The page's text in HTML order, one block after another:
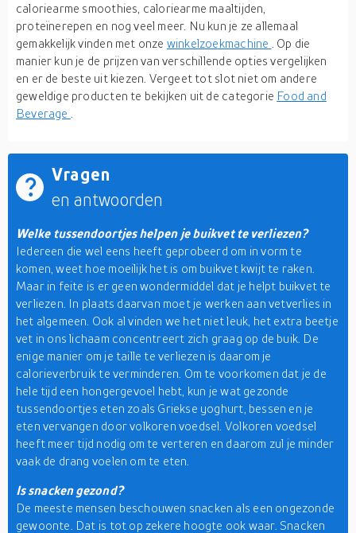
caloriearme smoothies, caloriearme maaltijden,
proteïnerepen en nog veel meer. Nu kun je ze allemaal
gemakkelijk vinden met onze winkelzoekmachine
. Op die
manier kun je de prijzen van verschillende opties vergelijken
en er de beste uit kiezen. Vergeet tot slot niet om andere
geweldige producten te bekijken uit de categorie Food and
Beverage
Vragen
en antwoorden
Welke tussendoortjes helpen je buikvet te verliezen?
Iedereen die wel eens heeft geprobeerd om in vorm te
komen, weet hoe moeilijk het is om buikvet kwijt te raken.
Maar in feite is er geen wondermiddel dat je helpt buikvet te
verliezen. In plaats daarvan moet je werken aan vetverlies in
het algemeen. Ook al vinden we het niet leuk, het extra beetje
vet in ons lichaam concentreert zich graag op de buik. De
enige manier om je taille te verliezen is daarom je
calorieverbruik te verminderen. Om te voorkomen dat je de
hele tijd een hongergevoel hebt, kun je wat gezonde
tussendoortjes eten zoals Griekse yoghurt, bessen en je
eten vervangen door volkoren voedsel. Volkoren voedsel
heeft meer tijd nodig om te verteren en daarom zul je minder
vaak de drang voelen om te eten.
Is snacken gezond?
De meeste mensen beschouwen snacken als een ongezonde
gewoonte. Dat is tot op zekere hoogte ook waar. Snacken